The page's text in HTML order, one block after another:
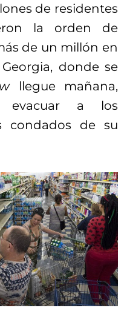
de residentes
la orden de
de un millón en
donde se
llegue mañana,
evacuar a los
condados de su